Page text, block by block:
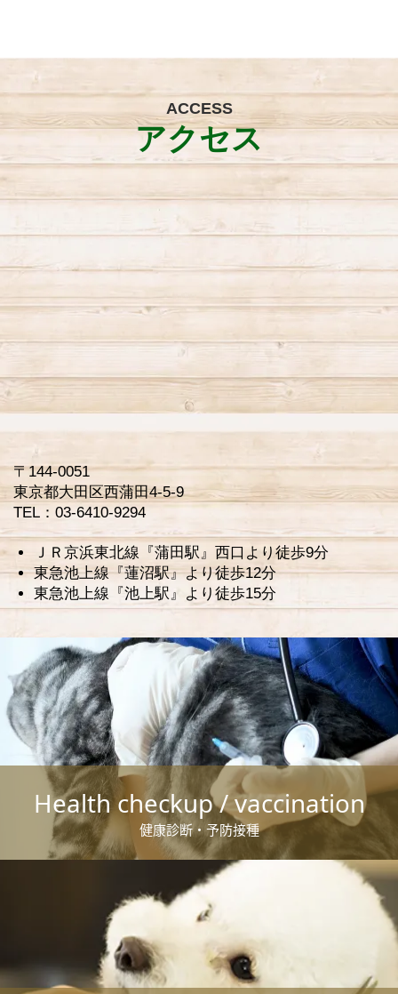
ACCESS
アクセス
〒144-0051
東京都大田区西蒲田4-5-9
TEL：03-6410-9294
ＪＲ京浜東北線『蒲田駅』西口より徒歩9分
東急池上線『蓮沼駅』より徒歩12分
東急池上線『池上駅』より徒歩15分
Health checkup / vaccination
健康診断・予防接種